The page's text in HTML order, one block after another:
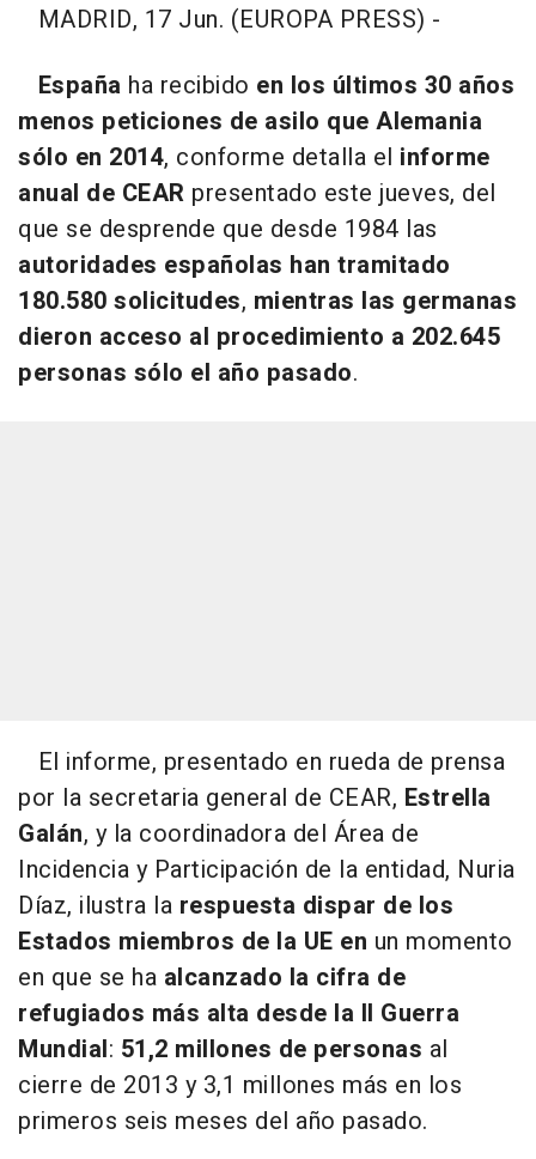
MADRID, 17 Jun. (EUROPA PRESS) -
España ha recibido en los últimos 30 años
menos peticiones de asilo que Alemania
sólo en 2014, conforme detalla el informe
anual de CEAR presentado este jueves, del
que se desprende que desde 1984 las
autoridades españolas han tramitado
180.580 solicitudes, mientras las germanas
dieron acceso al procedimiento a 202.645
personas sólo el año pasado.
El informe, presentado en rueda de prensa
por la secretaria general de CEAR, Estrella
Galán, y la coordinadora del Área de
Incidencia y Participación de la entidad, Nuria
Díaz, ilustra la respuesta dispar de los
Estados miembros de la UE en un momento
en que se ha alcanzado la cifra de
refugiados más alta desde la II Guerra
Mundial: 51,2 millones de personas al
cierre de 2013 y 3,1 millones más en los
primeros seis meses del año pasado.